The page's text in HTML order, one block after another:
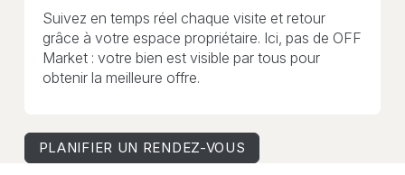
Suivez en temps réel chaque visite et retour
grâce à votre espace propriétaire. Ici, pas de OFF
Market : votre bien est visible par tous pour
obtenir la meilleure offre.
PLANIFIER UN RENDEZ-VOUS